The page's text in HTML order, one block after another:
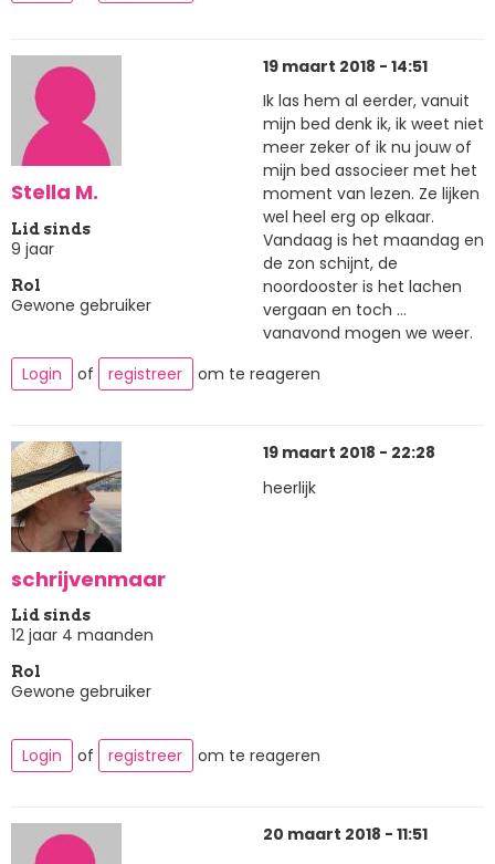
Stella M.
Lid sinds
9 jaar
Rol
Gewone gebruiker
19 maart 2018 - 14:51
Ik las hem al eerder, vanuit
mijn bed denk ik, ik weet niet
meer zeker of ik nu jouw of
mijn bed associeer met het
moment van lezen. Ze lijken
wel heel erg op elkaar.
Vandaag is het maandag en
de zon schijnt, de
noordooster is het lachen
vergaan en toch ...
vanavond mogen we weer.
Login
of registreer om te reageren
schrijvenmaar
Lid sinds
12 jaar 4 maanden
Rol
Gewone gebruiker
19 maart 2018 - 22:28
heerlijk
Login of registreer om te reageren
20 maart 2018 - 11:51